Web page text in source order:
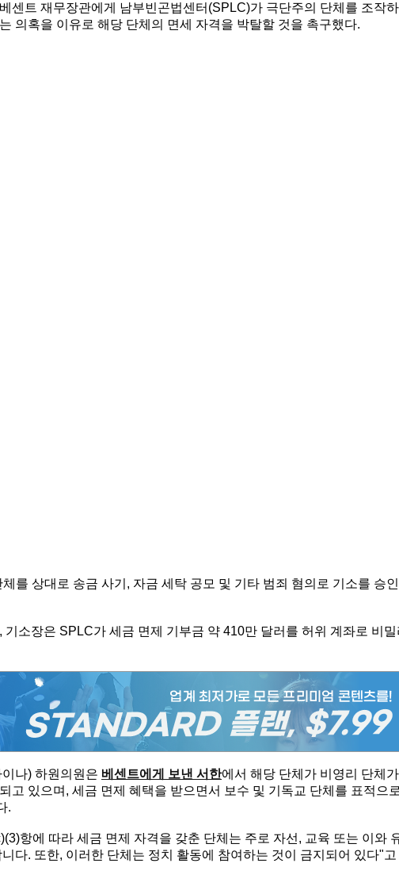
센트 재무장관에게 남부빈곤법센터(SPLC)가 극단주의 단체를 조작하
의혹을 이유로 해당 단체의 면세 자격을 박탈할 것을 촉구했다.
를 상대로 송금 사기, 자금 세탁 공모 및 기타 범죄 혐의로 기소를 승인
소장은 SPLC가 세금 면제 기부금 약 410만 달러를 허위 계좌로 비밀
나) 하원의원은 베센트에게 보낸 서한에서 해당 단체가 비영리 단체가
고 있으며, 세금 면제 혜택을 받으면서 보수 및 기독교 단체를 표적으
.
항에 따라 세금 면제 자격을 갖춘 단체는 주로 자선, 교육 또는 이와
다. 또한, 이러한 단체는 정치 활동에 참여하는 것이 금지되어 있다"고